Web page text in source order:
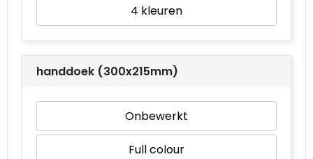
4
handdoek (300x215mm)
Onbewerkt
Full colour